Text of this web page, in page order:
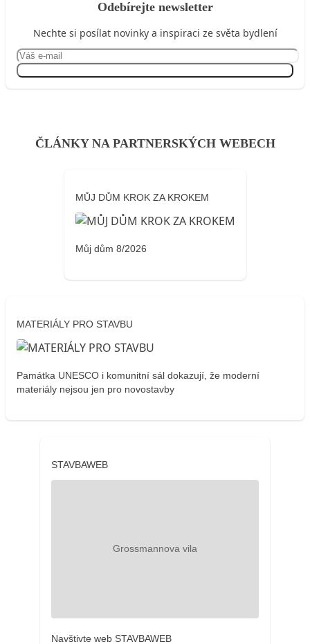
Odebírejte newsletter
Nechte si posílat novinky a inspiraci ze světa bydlení
ČLÁNKY NA PARTNERSKÝCH WEBECH
MŮJ DŮM KROK ZA KROKEM
Můj dům 8/2026
MATERIÁLY PRO STAVBU
Památka UNESCO i komunitní sál dokazují, že moderní
materiály nejsou jen pro novostavby
STAVBAWEB
Navštivte web STAVBAWEB